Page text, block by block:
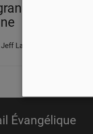
Dieu a
Jeff Laurin et Simon
Évangélique